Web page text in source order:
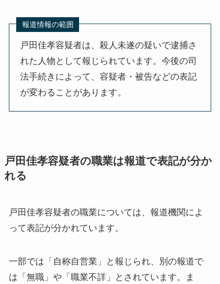
報道情報の範囲
戸田佳孝容疑者は、殺人未遂の疑いで逮捕さ
れた人物として報じられています。今後の司
法手続きによって、容疑者・被告などの表記
が変わることがあります。
戸田佳孝容疑者の職業は報道で表記が分か
れる
戸田佳孝容疑者の職業については、報道機関によ
って表記が分かれています。
一部では「自称自営業」と報じられ、別の報道で
は「無職」や「職業不詳」とされています。ま